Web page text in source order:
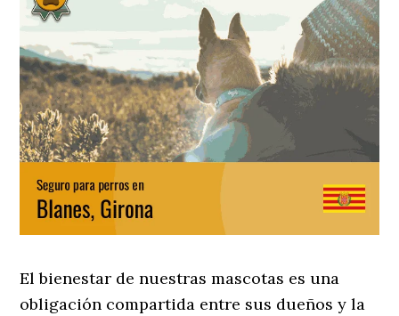
El bienestar de nuestras mascotas es una
obligación compartida entre sus dueños y la